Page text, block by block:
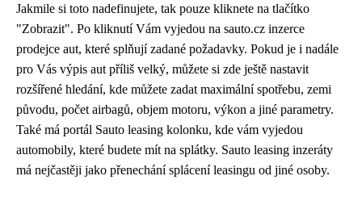
Jakmile si toto nadefinujete, tak pouze kliknete na tlačítko
"Zobrazit". Po kliknutí Vám vyjedou na sauto.cz inzerce
prodejce aut, které splňují zadané požadavky. Pokud je i nadále
pro Vás výpis aut příliš velký, můžete si zde ještě nastavit
rozšířené hledání, kde můžete zadat maximální spotřebu, zemi
původu, počet airbagů, objem motoru, výkon a jiné parametry.
Také má portál Sauto leasing kolonku, kde vám vyjedou
automobily, které budete mít na splátky. Sauto leasing inzeráty
má nejčastěji jako přenechání splácení leasingu od jiné osoby.